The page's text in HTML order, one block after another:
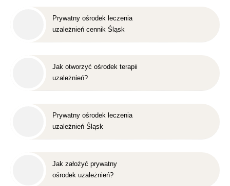
Prywatny ośrodek leczenia
uzależnień cennik Śląsk
Jak otworzyć ośrodek terapii
uzależnień?
Prywatny ośrodek leczenia
uzależnień Śląsk
Jak założyć prywatny
ośrodek uzależnień?